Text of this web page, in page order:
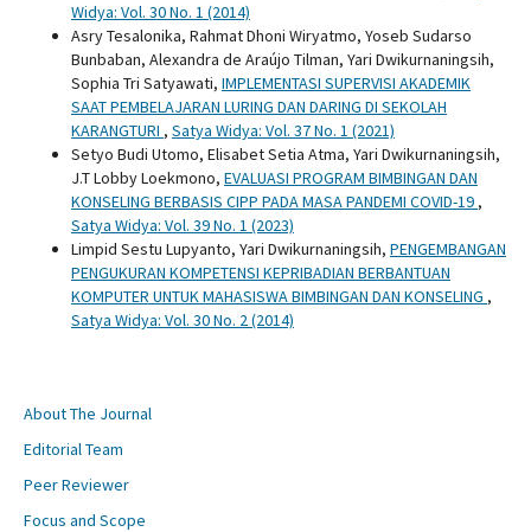
Widya: Vol. 30 No. 1 (2014)
Asry Tesalonika, Rahmat Dhoni Wiryatmo, Yoseb Sudarso
Bunbaban, Alexandra de Araújo Tilman, Yari Dwikurnaningsih,
Sophia Tri Satyawati, IMPLEMENTASI SUPERVISI AKADEMIK
SAAT PEMBELAJARAN LURING DAN DARING DI SEKOLAH
KARANGTURI , Satya Widya: Vol. 37 No. 1 (2021)
Setyo Budi Utomo, Elisabet Setia Atma, Yari Dwikurnaningsih,
J.T Lobby Loekmono, EVALUASI PROGRAM BIMBINGAN DAN
KONSELING BERBASIS CIPP PADA MASA PANDEMI COVID-19 ,
Satya Widya: Vol. 39 No. 1 (2023)
Limpid Sestu Lupyanto, Yari Dwikurnaningsih, PENGEMBANGAN
PENGUKURAN KOMPETENSI KEPRIBADIAN BERBANTUAN
KOMPUTER UNTUK MAHASISWA BIMBINGAN DAN KONSELING ,
Satya Widya: Vol. 30 No. 2 (2014)
About The Journal
Editorial Team
Peer Reviewer
Focus and Scope